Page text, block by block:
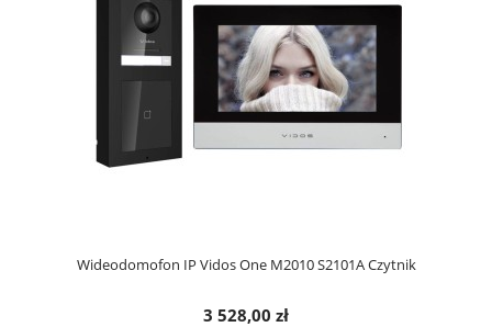
Wideodomofon IP Vidos One M2010 S2101A Czytnik
3 528,00 zł